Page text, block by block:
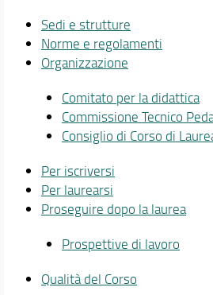
Sedi e strutture
Norme e regolamenti
Organizzazione
Comitato per la didattica
Commissione Tecnico
Consiglio di Corso di
Per iscriversi
Per laurearsi
Proseguire dopo la laurea
Prospettive di lavoro
Qualità del Corso